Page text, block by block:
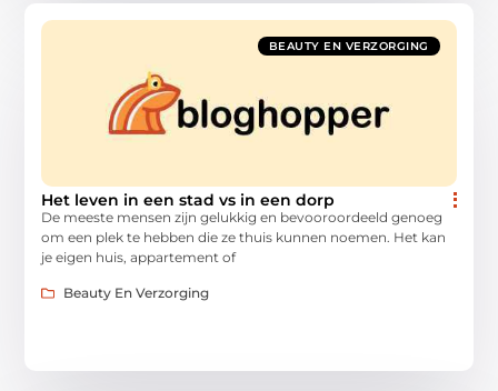
BEAUTY EN VERZORGING
Het leven in een stad vs in een dorp
De meeste mensen zijn gelukkig en bevooroordeeld genoeg
om een plek te hebben die ze thuis kunnen noemen. Het kan
je eigen huis, appartement of
Beauty En Verzorging